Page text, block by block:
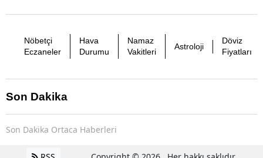
Nöbetçi
Eczaneler
Hava
Durumu
Namaz
Vakitleri
Astroloji
Döviz
Fiyatları
Son Dakika
Son Dakika Ortaca Haberleri